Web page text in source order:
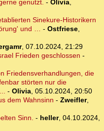
genutzt. - Olivia,
Sinekure-Historikern
und … - Ostfriese,
, 07.10.2024, 21:29
Frieden geschlossen -
Friedensverhandlungen, die
störten nur die
- Olivia, 05.10.2024, 20:50
dem Wahnsinn - Zweifler,
Sinn. - heller, 04.10.2024,